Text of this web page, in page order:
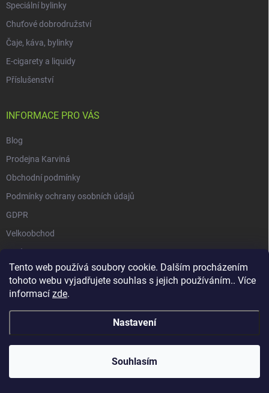
Tento web používá soubory cookie. Dalším procházením
tohoto webu vyjadřujete souhlas s jejich používáním.. Více
informací zde.
Nastavení
Souhlasím
Speciální bylinky
Chuťové dobrodružství
Čaje, káva, bylinky
E-cigarety a liquidy
Příslušenství
INFORMACE PRO VÁS
Blog
Prodejna Karviná
Obchodní podmínky
Podmínky ochrany osobních údajů
GDPR
Velkoobchod
O nás
Vrácení zásilky přes Zásilkovnu
Vytvořil Shoptet
Copyright 2026GALAXIE KRATOMU. Všechna práva vyhrazena.